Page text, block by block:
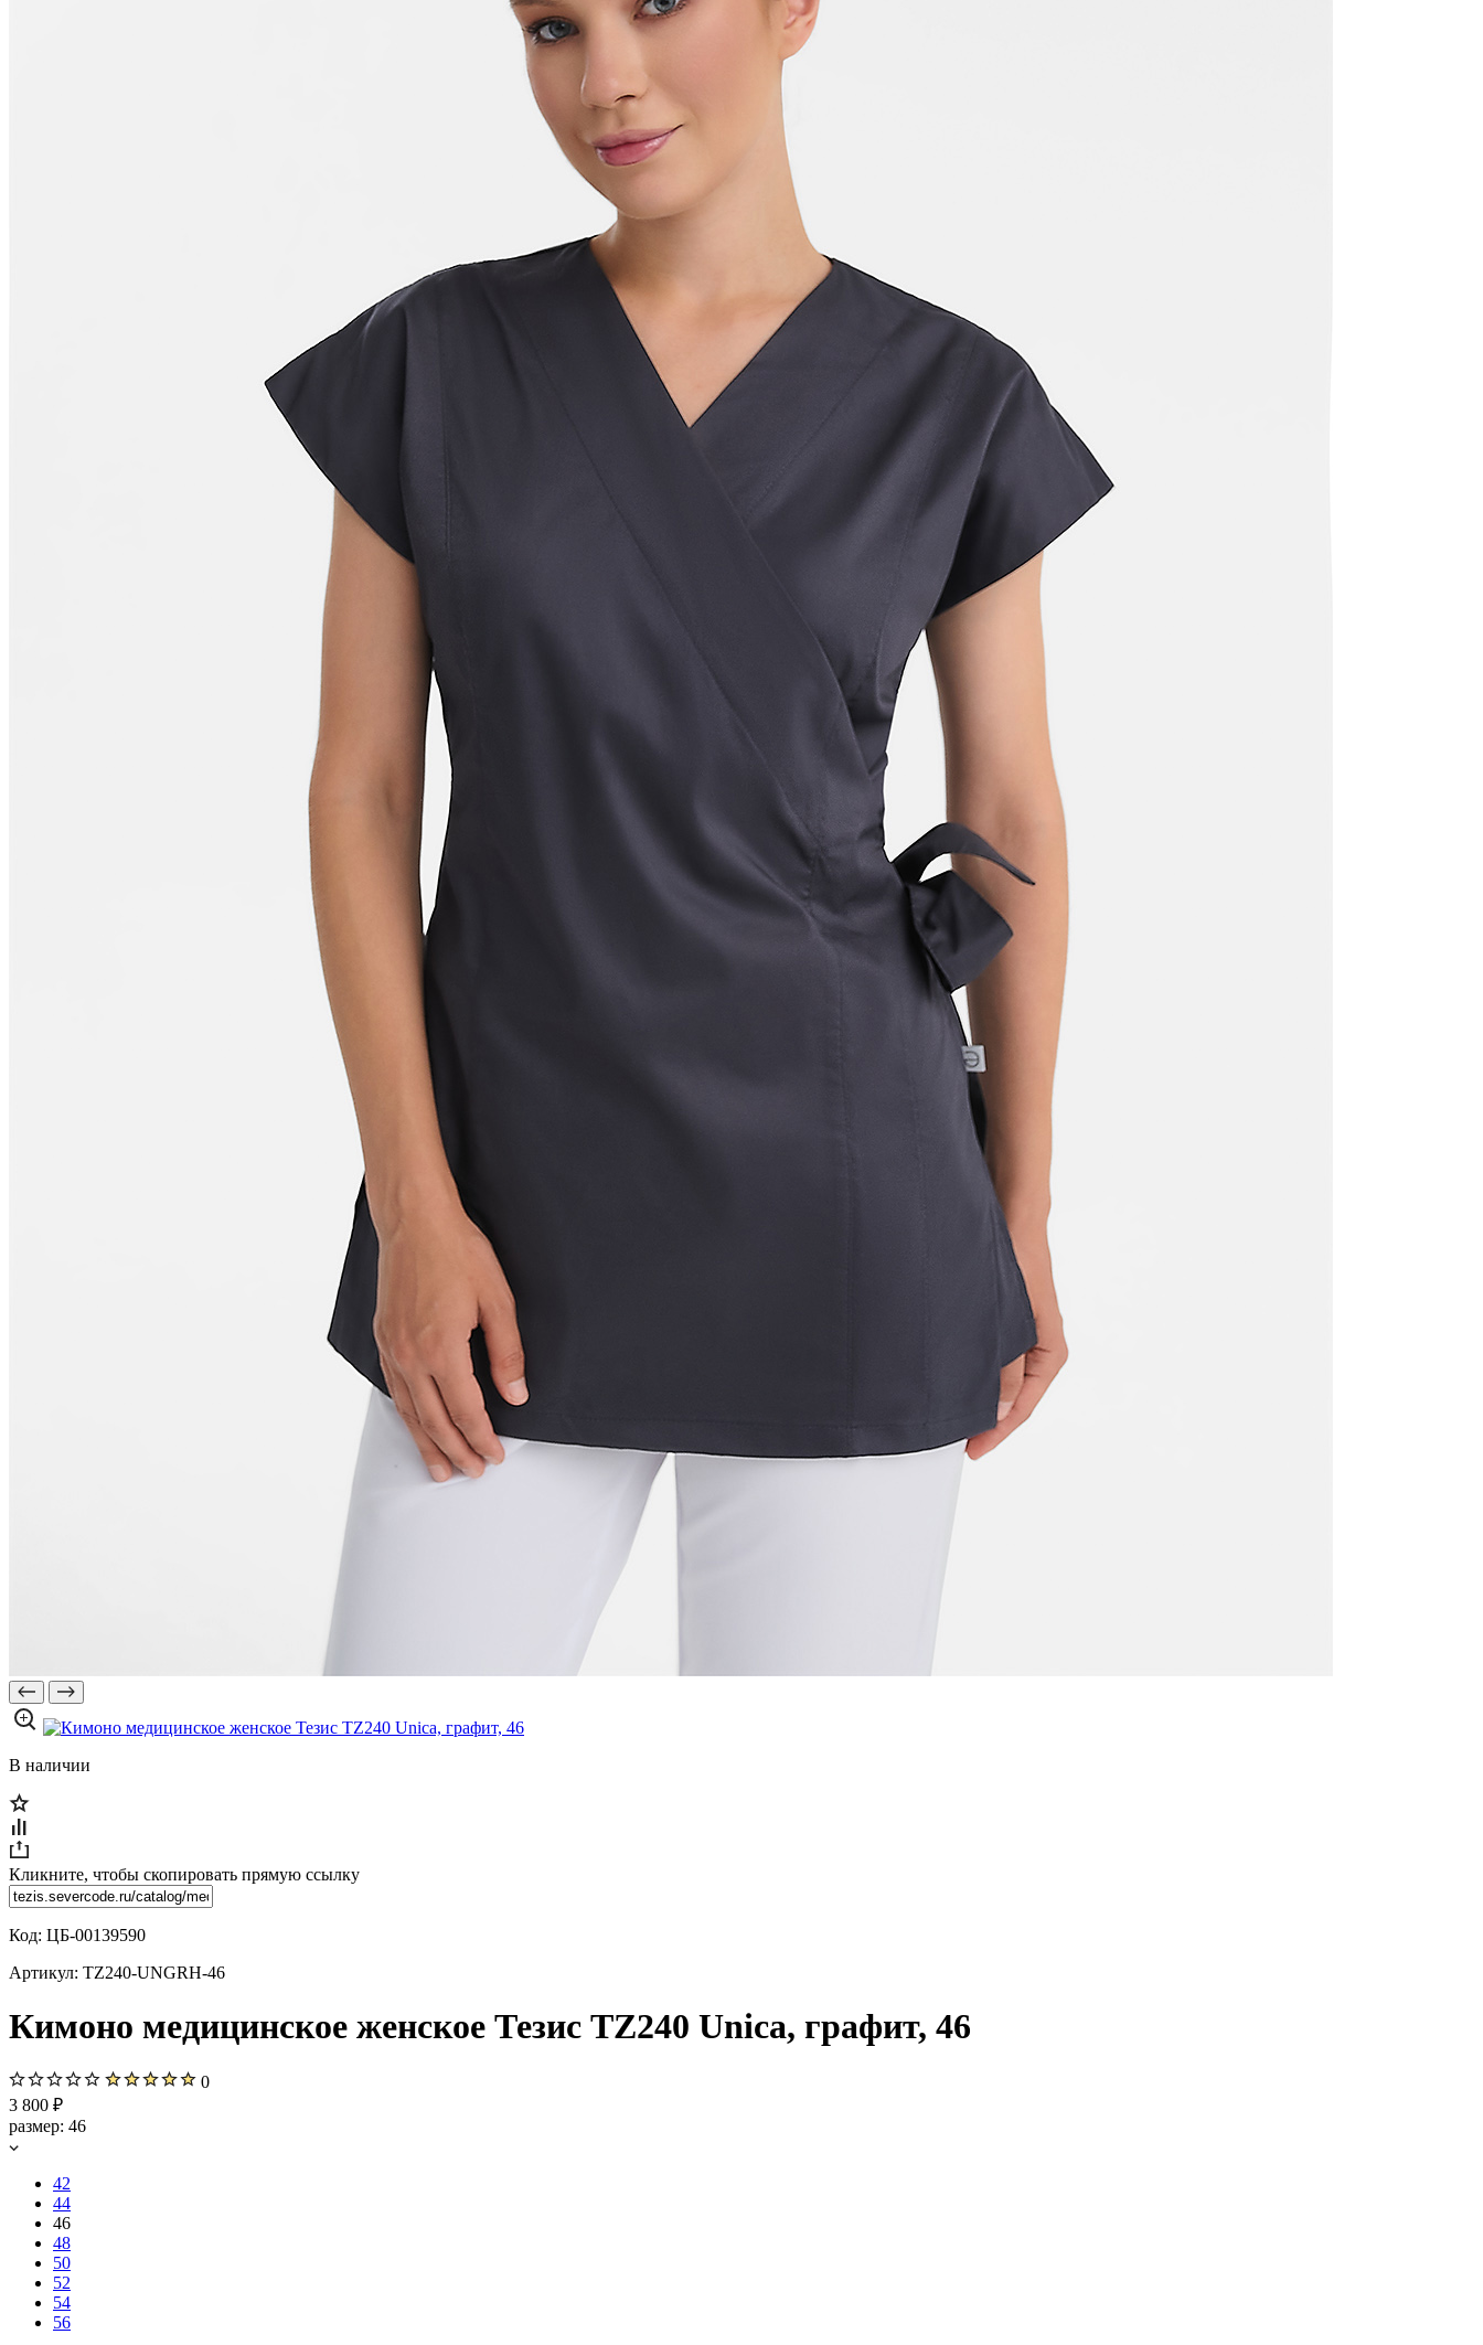
В наличии
Кликните, чтобы скопировать прямую ссылку
Код: ЦБ-00139590
Артикул: TZ240-UNGRH-46
Кимоно медицинское женское Тезис TZ240 Unica, графит, 46
0
3 800 ₽
размер: 46
42
44
46
48
50
52
54
56